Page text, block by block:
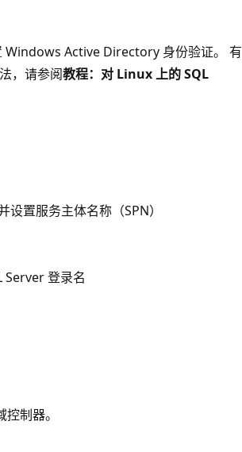
Windows Active Directory 身份验证。 有
，请参阅教程：对 Linux 上的 SQL
置服务主体名称（SPN）
登录名
制器。